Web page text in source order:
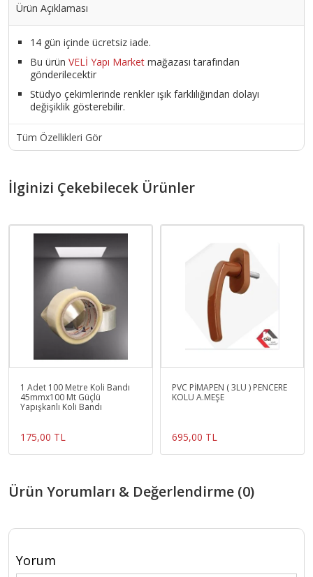
Ürün Açıklaması
14 gün içinde ücretsiz iade.
Bu ürün VELİ Yapı Market mağazası tarafından
gönderilecektir
Stüdyo çekimlerinde renkler ışık farklılığından dolayı
değişiklik gösterebilir.
Tüm Özellikleri Gör
İlginizi Çekebilecek Ürünler
1 Adet 100 Metre Koli Bandı
45mmx100 Mt Güçlü
Yapışkanlı Koli Bandı
175,00 TL
PVC PİMAPEN ( 3LÜ ) PENCERE
KOLU A.MEŞE
695,00 TL
Ürün Yorumları & Değerlendirme (0)
Yorum